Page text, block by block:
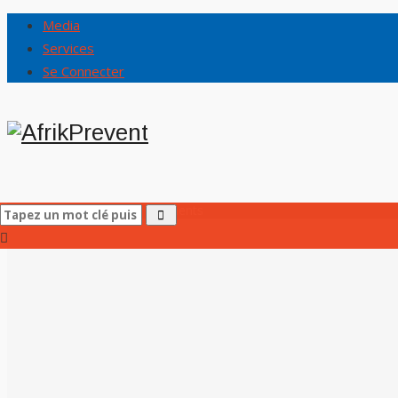
Media
Services
Se Connecter
AccueilAfrikPrevent/ Elements